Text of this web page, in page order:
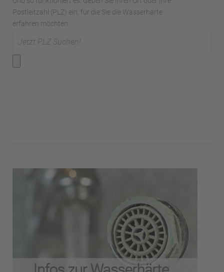
Postleitzahl (PLZ) ein, für die Sie die Wasserhärte
erfahren möchten: